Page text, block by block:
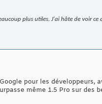
plus utiles. J'ai hâte de voir ce
pour les développeurs,
même 1.5 Pro sur des